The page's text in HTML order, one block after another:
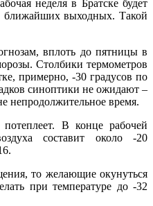
неделя в Братске будет
ближайших выходных. Такой
вплоть до пятницы в
Столбики термометров
примерно, -30 градусов по
синоптики не ожидают –
непродолжительное время.
В конце рабочей
составит около -20
то желающие окунуться
при температуре до -32